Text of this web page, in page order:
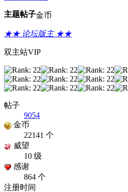
主题帖子金币
★★ 论坛版主 ★★
双主站VIP
帖子
9054
金币
22141 个
威望
10 级
感谢
864 个
注册时间